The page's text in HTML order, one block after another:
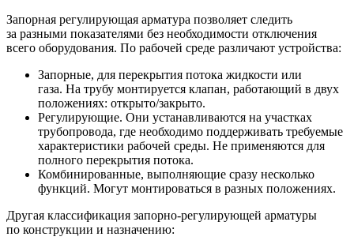
Запорная регулирующая арматура позволяет следить
за разными показателями без необходимости отключения
всего оборудования. По рабочей среде различают устройства:
Запорные, для перекрытия потока жидкости или
газа. На трубу монтируется клапан, работающий в двух
положениях: открыто/закрыто.
Регулирующие. Они устанавливаются на участках
трубопровода, где необходимо поддерживать требуемые
характеристики рабочей среды. Не применяются для
полного перекрытия потока.
Комбинированные, выполняющие сразу несколько
функций. Могут монтироваться в разных положениях.
Другая классификация запорно-регулирующей арматуры
по конструкции и назначению: